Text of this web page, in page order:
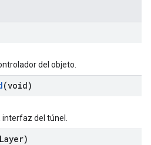
del objeto.
(void)
del túnel.
Layer)